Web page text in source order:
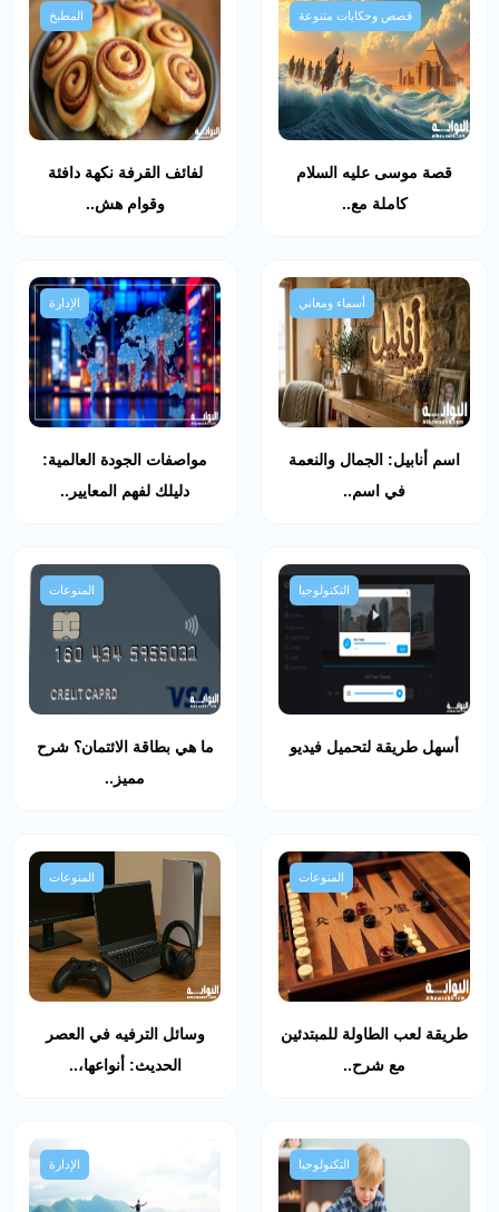
قصص وحكايات متنوعة
قصة موسى عليه السلام
كاملة مع..
المطبخ
لفائف القرفة نكهة دافئة
وقوام هش..
أسماء ومعاني
اسم أنابيل: الجمال والنعمة
في اسم..
الإدارة
مواصفات الجودة العالمية:
دليلك لفهم المعايير..
التكنولوجيا
أسهل طريقة لتحميل فيديو
المنوعات
ما هي بطاقة الائتمان؟ شرح
مميز..
المنوعات
طريقة لعب الطاولة للمبتدئين
مع شرح..
المنوعات
وسائل الترفيه في العصر
الحديث: أنواعها،..
التكنولوجيا الإدارة